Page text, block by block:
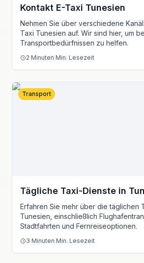
Kontakt E-Taxi Tunesien
Nehmen Sie über verschiedene
Taxi Tunesien auf. Wir sind hier, um
Transportbedürfnissen zu helfen.
2 Minuten Min. Lesezeit
Transport
Tägliche Taxi-Dienste in
Erfahren Sie mehr über die täglichen
Tunesien, einschließlich
Stadtfahrten und Fernreiseoptionen.
3 Minuten Min. Lesezeit